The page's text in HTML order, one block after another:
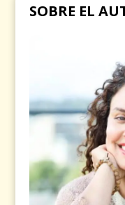
SOBRE EL